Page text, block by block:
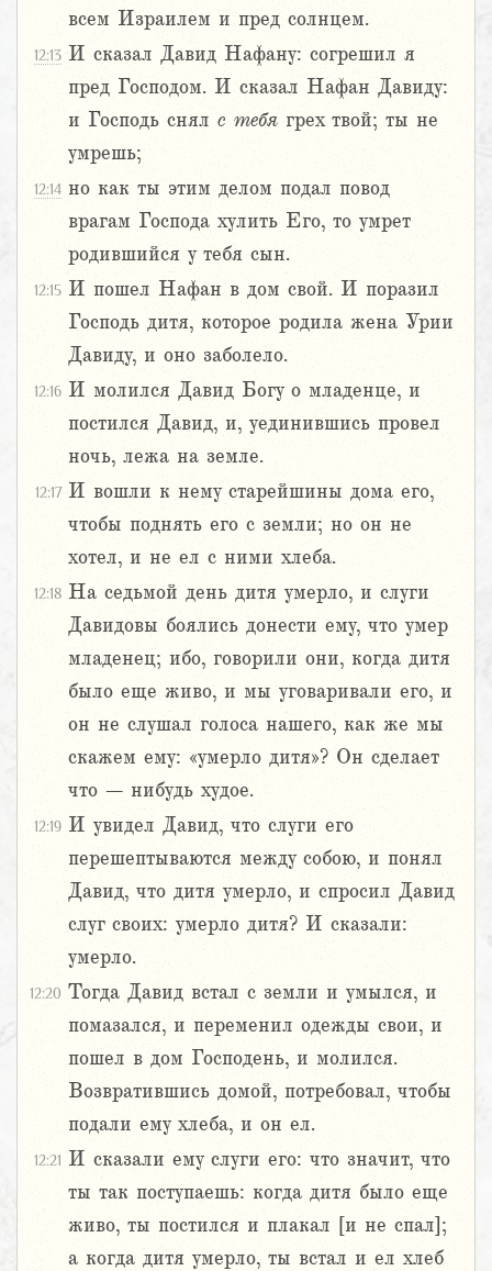
всем Израилем и пред солнцем.
12:13 И сказал Давид Нафану: согрешил я
пред Господом. И сказал Нафан Давиду:
и Господь снял с тебя грех твой; ты не
умрешь;
12:14 но как ты этим делом подал повод
врагам Господа хулить Его, то умрет
родившийся у тебя сын.
12:15 И пошел Нафан в дом свой. И поразил
Господь дитя, которое родила жена Урии
Давиду, и оно заболело.
12:16 И молился Давид Богу о младенце, и
постился Давид, и, уединившись провел
ночь, лежа на земле.
12:17 И вошли к нему старейшины дома его,
чтобы поднять его с земли; но он не
хотел, и не ел с ними хлеба.
12:18 На седьмой день дитя умерло, и слуги
Давидовы боялись донести ему, что умер
младенец; ибо, говорили они, когда дитя
было еще живо, и мы уговаривали его, и
он не слушал голоса нашего, как же мы
скажем ему: «умерло дитя»? Он сделает
что – нибудь худое.
12:19 И увидел Давид, что слуги его
перешептываются между собою, и понял
Давид, что дитя умерло, и спросил Давид
слуг своих: умерло дитя? И сказали:
умерло.
12:20 Тогда Давид встал с земли и умылся, и
помазался, и переменил одежды свои, и
пошел в дом Господень, и молился.
Возвратившись домой, потребовал, чтобы
подали ему хлеба, и он ел.
12:21 И сказали ему слуги его: что значит, что
ты так поступаешь: когда дитя было еще
живо, ты постился и плакал [и не спал];
а когда дитя умерло, ты встал и ел хлеб